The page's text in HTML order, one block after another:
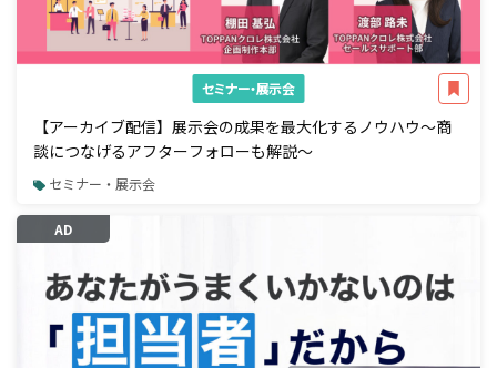
セミナー・展示会
【アーカイブ配信】展示会の成果を最大化するノウハウ～商
談につなげるアフターフォローも解説～
セミナー・展示会
AD